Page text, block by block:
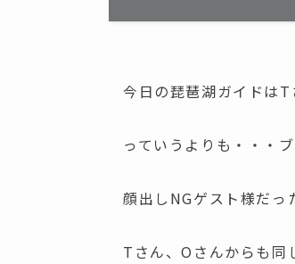
今日の琵琶湖ガイドはT
っていうよりも・・・
顔出しNGゲスト様だ
Tさん、Oさんからも同